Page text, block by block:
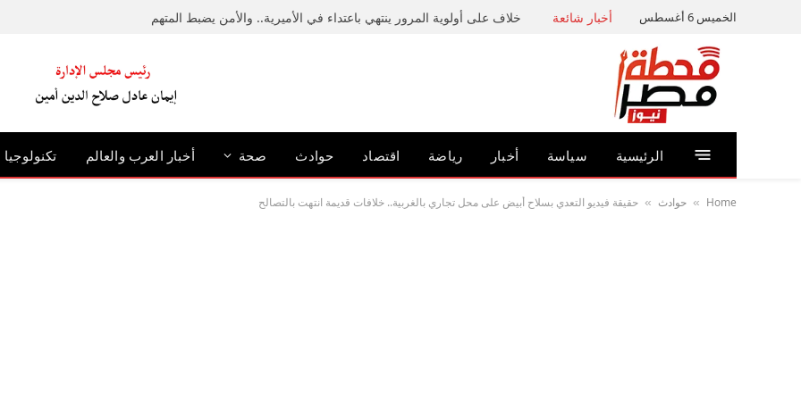
الخميس 6 أغسطس أخبار شائعة خلاف على أولوية المرور ينتهي باعتداء في الأميرية.. والأمن يضبط المتهم
الرئيسية سياسة أخبار رياضة اقتصاد حوادث صحة أخبار العرب والعالم تكنولوجيا
Home
» حوادث » حقيقة فيديو التعدي بسلاح أبيض على محل تجاري بالغربية.. خلافات قديمة انتهت بالتصالح